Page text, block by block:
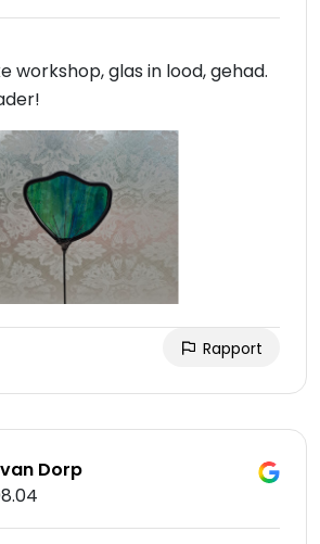
workshop, glas in lood, gehad.
Rapport
Dorp